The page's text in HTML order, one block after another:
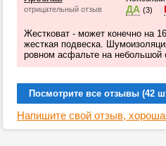
отрицательный отзыв ДА (3)
Жестковат - может конечно на
жесткая подвеска.
ровном асфальте на небольшой
Посмотрите все отзывы (42
Напишите свой отзыв,